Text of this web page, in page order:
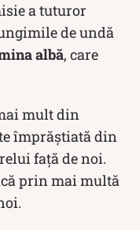
a tuturor
de undă
albă, care
mult din
împrăștiată din
față de noi.
prin mai multă